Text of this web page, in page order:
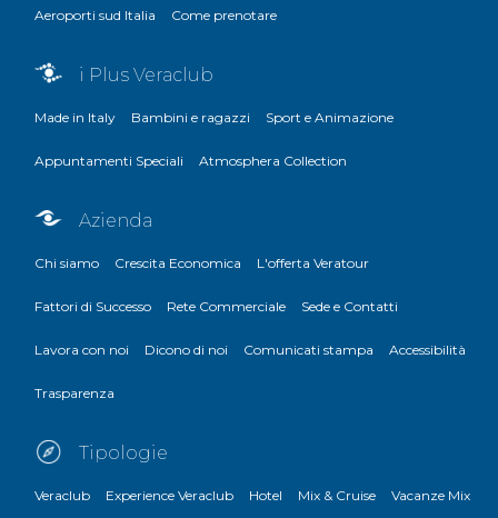
Aeroporti sud Italia Come prenotare
i Plus Veraclub
Made in Italy Bambini e ragazzi Sport e Animazione
Appuntamenti Speciali Atmosphera Collection
Azienda
Chi siamo Crescita Economica L'offerta Veratour
Fattori di Successo Rete Commerciale Sede e Contatti
Lavora con noi Dicono di noi Comunicati stampa Accessibilità
Trasparenza
Tipologie
Veraclub Experience Veraclub Hotel Mix & Cruise Vacanze Mix